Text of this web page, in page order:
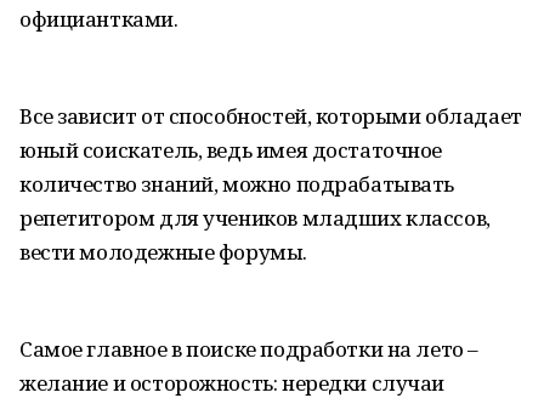
официантками.
Все зависит от способностей, которыми обладает
юный соискатель, ведь имея достаточное
количество знаний, можно подрабатывать
репетитором для учеников младших классов,
вести молодежные форумы.
Самое главное в поиске подработки на лето –
желание и осторожность: нередки случаи